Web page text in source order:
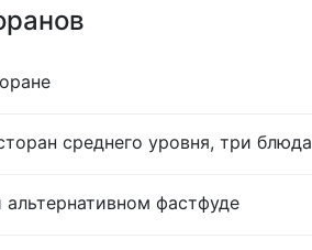
среднего уровня, три блюда
фастфуде